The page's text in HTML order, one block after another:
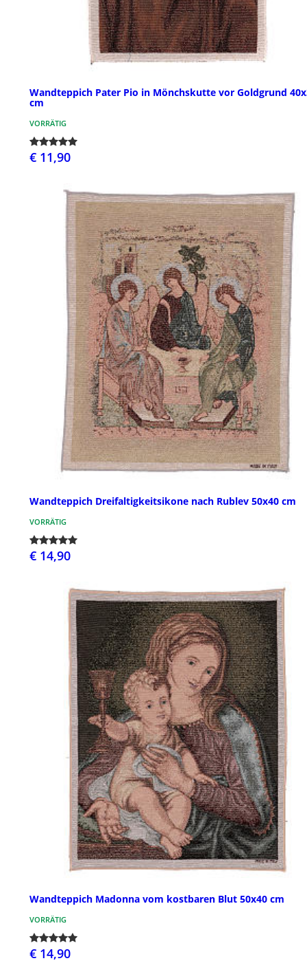
Wandteppich Pater Pio in Mönchskutte vor Goldgrund
cm
VORRÄTIG
€ 11,90
Wandteppich Dreifaltigkeitsikone nach Rublev 50x40 cm
VORRÄTIG
€ 14,90
Wandteppich Madonna vom kostbaren Blut 50x40 cm
VORRÄTIG
€ 14,90